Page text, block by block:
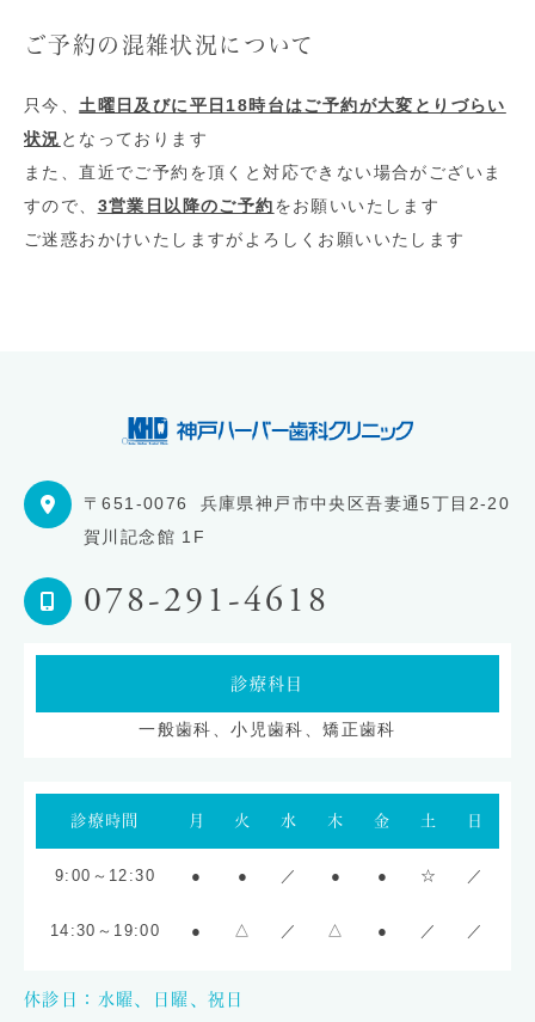
ご予約の混雑状況について
只今、 土曜日及びに平日18時台はご予約が大変とりづらい
状況 となっております
また、直近でご予約を頂くと対応できない場合がございま
すので、 3営業日以降のご予約をお願いいたします
ご迷惑おかけいたしますがよろしくお願いいたします
〒651-0076
兵庫県神戸市中央区吾妻通5丁目2-20
賀川記念館 1F
078-291-4618
診療科目
一般歯科、小児歯科、矯正歯科
診療時間 月 火 水 木 金 土 日
9:00～12:30 ● ● ／ ● ● ☆ ／
14:30～19:00 ● △ ／ △ ● ／ ／
休診日：水曜、日曜、祝日